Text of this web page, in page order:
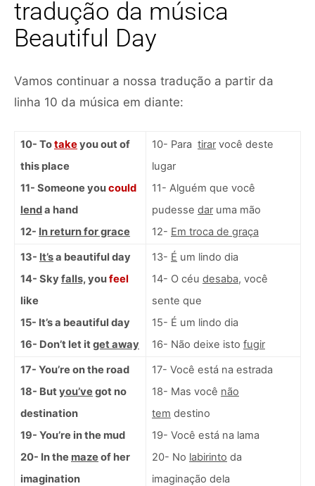
tradução da música
Beautiful Day
Vamos continuar a nossa tradução a partir da
linha 10 da música em diante:
10- Totakeyou out of
this place
11- Someone youcould
lenda hand
12- In return for grace
10- Para tirar você deste
lugar
11- Alguém que você
pudesse dar uma mão
12- Em troca de graça
13- It’sa beautiful day
14- Skyfalls, youfeel
like
15- It’s a beautiful day
16- Don’t let it get away
13- É um lindo dia
14- O céu desaba, você
sente que
15- É um lindo dia
16- Não deixe isto fugir
17- You’re on the road
18- But you’ve got no
destination
19- You’re in the mud
20- In the maze of her
imagination
17- Você está na estrada
18- Mas você não
tem destino
19- Você está na lama
20- No labirinto da
imaginação dela